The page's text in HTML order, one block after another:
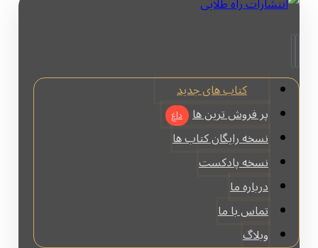
کتاب های جدید
پر فروش ترین ها داغ
نسخه رایگان کتاب ها
نسخه پادکست
درباره ما
تماس با ما
وبلاگ